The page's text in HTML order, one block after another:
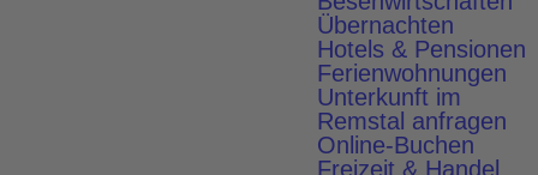
Übernachten
Hotels & Pensionen
Ferienwohnungen
Unterkunft im
Remstal anfragen
Online-Buchen
Freizeit & Handel
Die Vorratskammer